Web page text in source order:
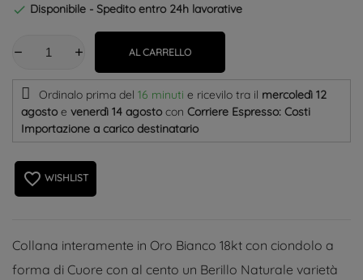
 Disponibile - Spedito entro 24h lavorative
AL CARRELLO
Ordinalo prima del 16 minuti e ricevilo tra il mercoledì 12
agostoe venerdì 14 agosto con Corriere Espresso: Costi
Importazione a carico destinatario
favorite_border WISHLIST
Collana interamente in Oro Bianco 18kt con ciondolo a
forma di Cuore con al cento un Berillo Naturale varietà